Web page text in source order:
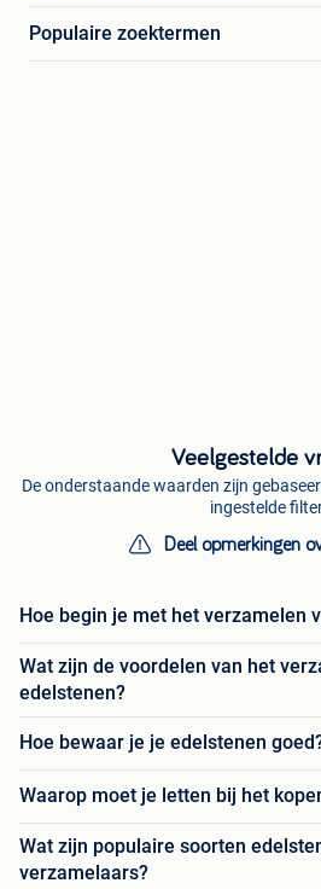
Populaire zoektermen
Veelgestelde
De onderstaande waarden zijn
ingestelde
Deel opmerkingen
Hoe begin je met het verzamelen
Wat zijn de voordelen van het
edelstenen?
Hoe bewaar je je edelstenen
Waarop moet je letten bij het
Wat zijn populaire soorten
verzamelaars?